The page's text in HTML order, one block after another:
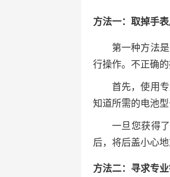
方法一：取掉手
第一种方法
行操作。不正确
首先，使用
知道所需的电池型
一旦您获得
后，将后盖小心地
方法二：寻求专